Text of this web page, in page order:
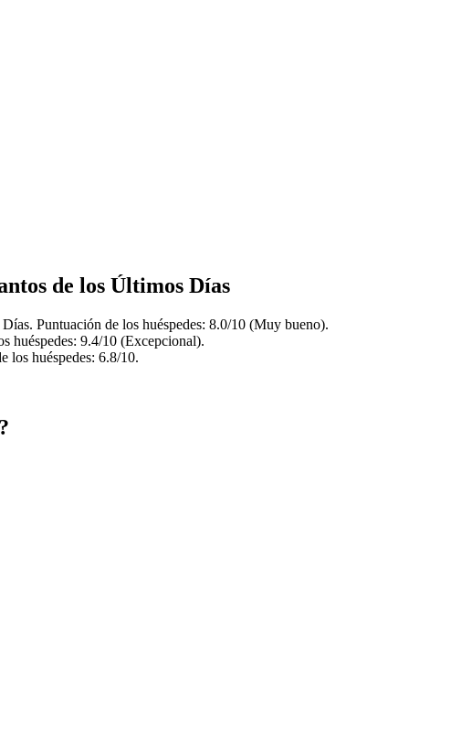
de los Últimos Días
Puntuación de los huéspedes: 8.0/10 (Muy bueno).
huéspedes: 9.4/10 (Excepcional).
los huéspedes: 6.8/10.